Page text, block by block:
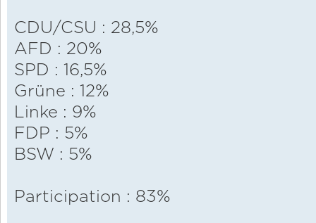
CDU/CSU : 28,5%
AFD : 20%
SPD : 16,5%
Grüne : 12%
Linke : 9%
FDP : 5%
BSW : 5%
Participation : 83%